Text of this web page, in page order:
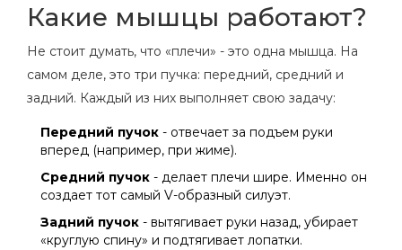
Какие мышцы работают?
Не стоит думать, что «плечи» - это одна мышца. На
самом деле, это три пучка: передний, средний и
задний. Каждый из них выполняет свою задачу:
Передний пучок - отвечает за подъем руки
вперед (например, при жиме).
Средний пучок - делает плечи шире. Именно он
создает тот самый V-образный силуэт.
Задний пучок - вытягивает руки назад, убирает
«круглую спину» и подтягивает лопатки.